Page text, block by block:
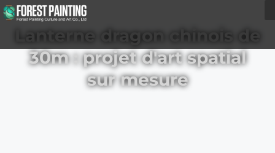
Lanterne dragon chinois de
30m : projet d'art spatial
sur mesure